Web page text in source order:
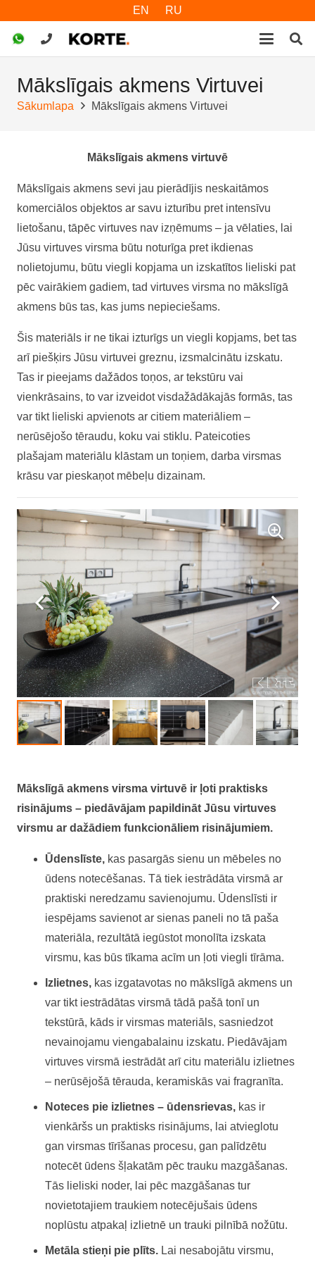
EN RU
Mākslīgais akmens Virtuvei
Sākumlapa Mākslīgais akmens Virtuvei
Mākslīgais akmens virtuvē
Mākslīgais akmens sevi jau pierādījis neskaitāmos
komerciālos objektos ar savu izturību pret intensīvu
lietošanu, tāpēc virtuves nav izņēmums – ja vēlaties, lai
Jūsu virtuves virsma būtu noturīga pret ikdienas
nolietojumu, būtu viegli kopjama un izskatītos lieliski pat
pēc vairākiem gadiem, tad virtuves virsma no mākslīgā
akmens būs tas, kas jums nepieciešams.
Šis materiāls ir ne tikai izturīgs un viegli kopjams, bet tas
arī piešķirs Jūsu virtuvei greznu, izsmalcinātu izskatu.
Tas ir pieejams dažādos toņos, ar tekstūru vai
vienkrāsains, to var izveidot visdažādākajās formās, tas
var tikt lieliski apvienots ar citiem materiāliem –
nerūsējošo tēraudu, koku vai stiklu. Pateicoties
plašajam materiālu klāstam un toņiem, darba virsmas
krāsu var pieskaņot mēbeļu dizainam.
Mākslīgā akmens virsma virtuvē ir ļoti praktisks
risinājums – piedāvājam papildināt Jūsu virtuves
virsmu ar dažādiem funkcionāliem risinājumiem.
Ūdenslīste, kas pasargās sienu un mēbeles no
ūdens notecēšanas. Tā tiek iestrādāta virsmā ar
praktiski neredzamu savienojumu. Ūdenslīsti ir
iespējams savienot ar sienas paneli no tā paša
materiāla, rezultātā iegūstot monolīta izskata
virsmu, kas būs tīkama acīm un ļoti viegli tīrāma.
Izlietnes, kas izgatavotas no mākslīgā akmens un
var tikt iestrādātas virsmā tādā pašā tonī un
tekstūrā, kāds ir virsmas materiāls, sasniedzot
nevainojamu viengabalainu izskatu. Piedāvājam
virtuves virsmā iestrādāt arī citu materiālu izlietnes
– nerūsējošā tērauda, keramiskās vai fragranīta.
Noteces pie izlietnes – ūdensrievas, kas ir
vienkāršs un praktisks risinājums, lai atvieglotu
gan virsmas tīrīšanas procesu, gan palīdzētu
notecēt ūdens šļakatām pēc trauku mazgāšanas.
Tās lieliski noder, lai pēc mazgāšanas tur
novietotajiem traukiem notecējušais ūdens
noplūstu atpakaļ izlietnē un trauki pilnībā nožūtu.
Metāla stieņi pie plīts. Lai nesabojātu virsmu,